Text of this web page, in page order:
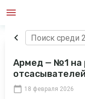
Армед — №1 на
18 февраля 2026